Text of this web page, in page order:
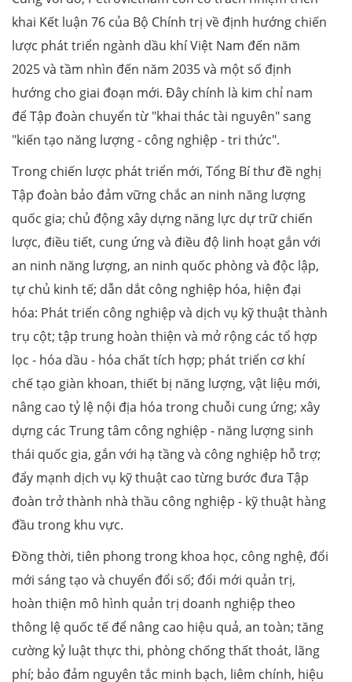
khai Kết luận 76 của Bộ Chính trị về định hướng chiến
lược phát triển ngành dầu khí Việt Nam đến năm
2025 và tầm nhìn đến năm 2035 và một số định
hướng cho giai đoạn mới. Đây chính là kim chỉ nam
để Tập đoàn chuyển từ "khai thác tài nguyên" sang
"kiến tạo năng lượng - công nghiệp - tri thức".
Trong chiến lược phát triển mới, Tổng Bí thư đề nghị
Tập đoàn bảo đảm vững chắc an ninh năng lượng
quốc gia; chủ động xây dựng năng lực dự trữ chiến
lược, điều tiết, cung ứng và điều độ linh hoạt gắn với
an ninh năng lượng, an ninh quốc phòng và độc lập,
tự chủ kinh tế; dẫn dắt công nghiệp hóa, hiện đại
hóa: Phát triển công nghiệp và dịch vụ kỹ thuật thành
trụ cột; tập trung hoàn thiện và mở rộng các tổ hợp
lọc - hóa dầu - hóa chất tích hợp; phát triển cơ khí
chế tạo giàn khoan, thiết bị năng lượng, vật liệu mới,
nâng cao tỷ lệ nội địa hóa trong chuỗi cung ứng; xây
dựng các Trung tâm công nghiệp - năng lượng sinh
thái quốc gia, gắn với hạ tầng và công nghiệp hỗ trợ;
đẩy mạnh dịch vụ kỹ thuật cao từng bước đưa Tập
đoàn trở thành nhà thầu công nghiệp - kỹ thuật hàng
đầu trong khu vực.
Đồng thời, tiên phong trong khoa học, công nghệ, đổi
mới sáng tạo và chuyển đổi số; đổi mới quản trị,
hoàn thiện mô hình quản trị doanh nghiệp theo
thông lệ quốc tế để nâng cao hiệu quả, an toàn; tăng
cường kỷ luật thực thi, phòng chống thất thoát, lãng
phí; bảo đảm nguyên tắc minh bạch, liêm chính, hiệu